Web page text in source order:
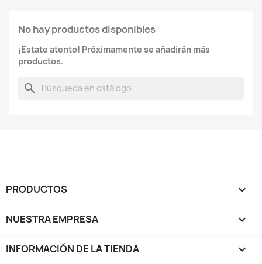
No hay productos disponibles
¡Estate atento! Próximamente se añadirán más
productos.
search
PRODUCTOS 
NUESTRA EMPRESA 
INFORMACIÓN DE LA TIENDA keyboard_arrow_down